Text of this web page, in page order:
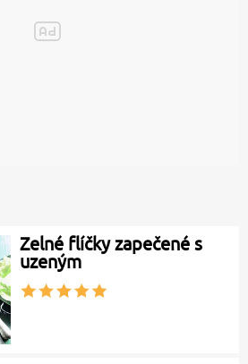
Zelné flíčky zapečené s
uzeným